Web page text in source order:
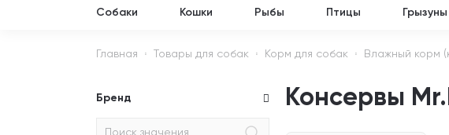
Собаки Кошки Рыбы Птицы Грызуны
Главная Товары для собак Корм для собак Влажный корм
Бренд Консервы